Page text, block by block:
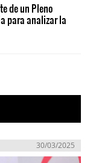
de un Pleno
para analizar la
30/03/2025